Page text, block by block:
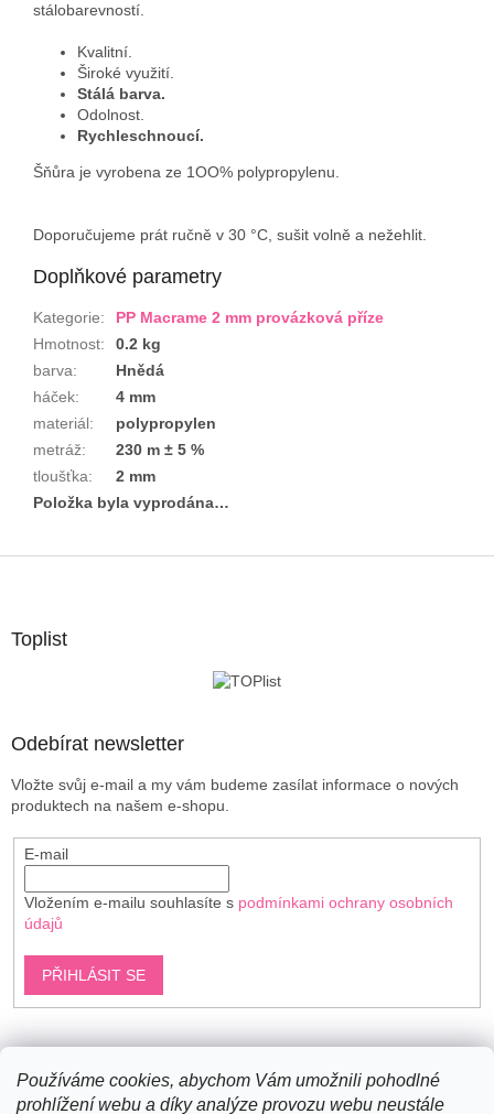
Používáme cookies, abychom Vám umožnili pohodlné
prohlížení webu a díky analýze provozu webu neustále
stálobarevností.
Kvalitní.
Široké využití.
Stálá barva.
Odolnost.
Rychleschnoucí.
Šňůra je vyrobena ze 1OO% polypropylenu.
Doporučujeme prát ručně v 30 °C, sušit volně a nežehlit.
Doplňkové parametry
Kategorie:
PP Macrame 2 mm provázková příze
Hmotnost:
0.2 kg
barva:
Hnědá
háček:
4 mm
materiál:
polypropylen
metráž:
230 m ± 5 %
tloušťka:
2 mm
Položka byla vyprodána…
Toplist
Odebírat newsletter
Vložte svůj e-mail a my vám budeme zasílat informace o nových
produktech na našem e-shopu.
E-mail
Vložením e-mailu souhlasíte s podmínkami ochrany osobních
údajů
PŘIHLÁSIT SE